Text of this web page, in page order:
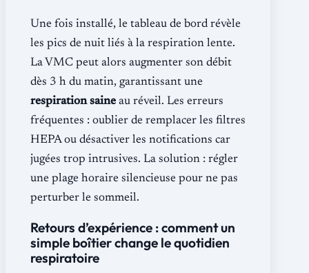
Une fois installé, le tableau de bord révèle
les pics de nuit liés à la respiration lente.
La VMC peut alors augmenter son débit
dès 3 h du matin, garantissant une
respiration saine au réveil. Les erreurs
fréquentes : oublier de remplacer les filtres
HEPA ou désactiver les notifications car
jugées trop intrusives. La solution : régler
une plage horaire silencieuse pour ne pas
perturber le sommeil.
Retours d’expérience : comment un
simple boîtier change le quotidien
respiratoire